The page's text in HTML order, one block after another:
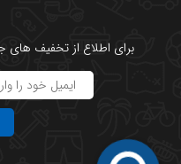
برای اطلاع از تخفیف